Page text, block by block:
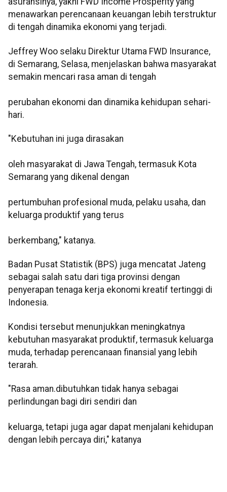
menawarkan perencanaan keuangan lebih terstruktur
di tengah dinamika ekonomi yang terjadi.
Jeffrey Woo selaku Direktur Utama FWD Insurance,
di Semarang, Selasa, menjelaskan bahwa masyarakat
semakin mencari rasa aman di tengah
perubahan ekonomi dan dinamika kehidupan sehari-
hari.
"Kebutuhan ini juga dirasakan
oleh masyarakat di Jawa Tengah, termasuk Kota
Semarang yang dikenal dengan
pertumbuhan profesional muda, pelaku usaha, dan
keluarga produktif yang terus
berkembang," katanya.
Badan Pusat Statistik (BPS) juga mencatat Jateng
sebagai salah satu dari tiga provinsi dengan
penyerapan tenaga kerja ekonomi kreatif tertinggi di
Indonesia.
Kondisi tersebut menunjukkan meningkatnya
kebutuhan masyarakat produktif, termasuk keluarga
muda, terhadap perencanaan finansial yang lebih
terarah.
"Rasa aman.dibutuhkan tidak hanya sebagai
perlindungan bagi diri sendiri dan
keluarga, tetapi juga agar dapat menjalani kehidupan
dengan lebih percaya diri," katanya